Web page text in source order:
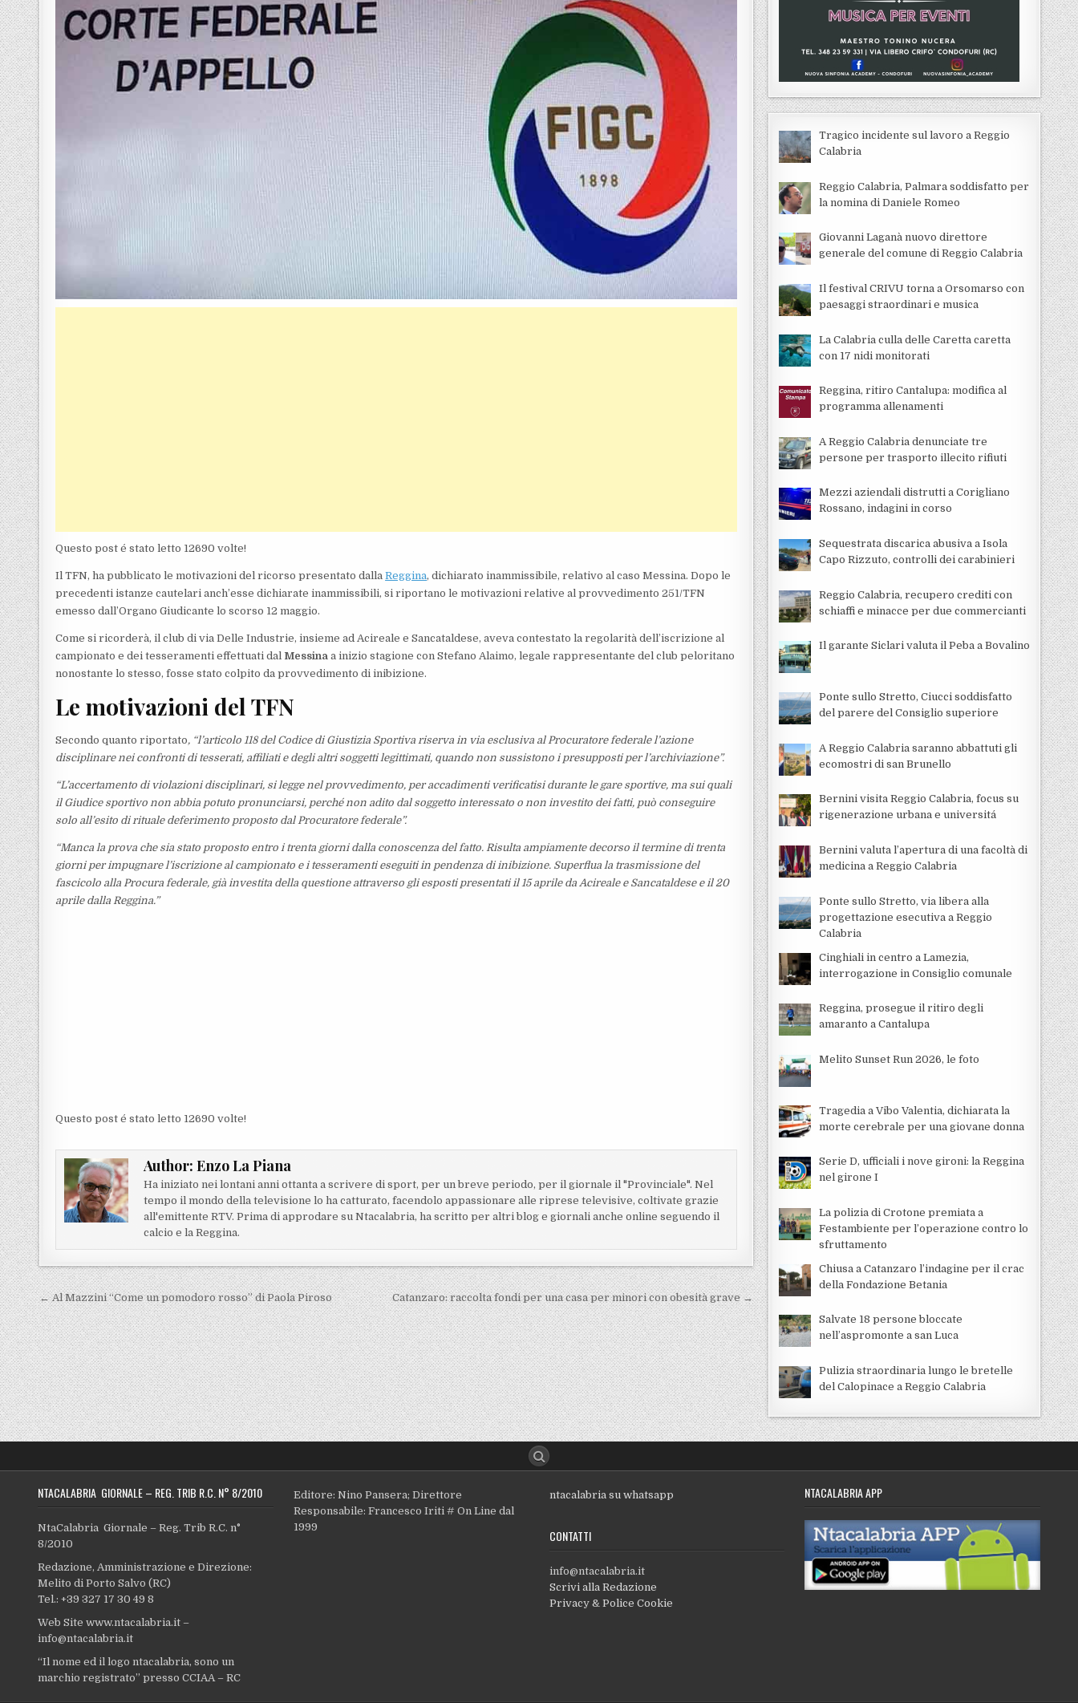
Questo post é stato letto 12690 volte!
Il TFN, ha pubblicato le motivazioni del ricorso presentato dallaReggina, dichiarato inammissibile, relativo al caso Messina. Dopo le
precedenti istanze cautelari anch’esse dichiarate inammissibili, si riportano le motivazioni relative al provvedimento 251/TFN
emesso dall’Organo Giudicante lo scorso 12 maggio.
Come si ricorderà, il club di via Delle Industrie, insieme ad Acireale e Sancataldese, aveva contestato la regolarità dell’iscrizione al
campionato e dei tesseramenti effettuati dal Messina a inizio stagione con Stefano Alaimo, legale rappresentante del club peloritano
nonostante lo stesso, fosse stato colpito da provvedimento di inibizione.
Le motivazioni del TFN
Secondo quanto riportato, “l’articolo 118 del Codice di Giustizia Sportiva riserva in via esclusiva al Procuratore federale l’azione
disciplinare nei confronti di tesserati, affiliati e degli altri soggetti legittimati, quando non sussistono i presupposti per l’archiviazione”.
“L’accertamento di violazioni disciplinari, si legge nel provvedimento, per accadimenti verificatisi durante le gare sportive, ma sui quali
il Giudice sportivo non abbia potuto pronunciarsi, perché non adito dal soggetto interessato o non investito dei fatti, può conseguire
solo all’esito di rituale deferimento proposto dal Procuratore federale”.
“Manca la prova che sia stato proposto entro i trenta giorni dalla conoscenza del fatto. Risulta ampiamente decorso il termine di trenta
giorni per impugnare l’iscrizione al campionato e i tesseramenti eseguiti in pendenza di inibizione. Superflua la trasmissione del
fascicolo alla Procura federale, già investita della questione attraverso gli esposti presentati il 15 aprile da Acireale e Sancataldese e il 20
aprile dalla Reggina.”
Questo post é stato letto 12690 volte!
Author:Enzo La Piana
Ha iniziato nei lontani anni ottanta a scrivere di sport, per un breve periodo, per il giornale il "Provinciale". Nel
tempo il mondo della televisione lo ha catturato, facendolo appassionare alle riprese televisive, coltivate grazie
all'emittente RTV. Prima di approdare su Ntacalabria, ha scritto per altri blog e giornali anche online seguendo il
calcio e la Reggina.
Navigazione articoli
← Al Mazzini “Come un pomodoro rosso” di Paola Piroso Catanzaro: raccolta fondi per una casa per minori con obesità grave →
Tragico incidente sul lavoro a Reggio
Calabria
Reggio Calabria, Palmara soddisfatto per
la nomina di Daniele Romeo
Giovanni Laganà nuovo direttore
generale del comune di Reggio Calabria
Il festival CRIVU torna a Orsomarso con
paesaggi straordinari e musica
La Calabria culla delle Caretta caretta
con 17 nidi monitorati
Reggina, ritiro Cantalupa: modifica al
programma allenamenti
A Reggio Calabria denunciate tre
persone per trasporto illecito rifiuti
Mezzi aziendali distrutti a Corigliano
Rossano, indagini in corso
Sequestrata discarica abusiva a Isola
Capo Rizzuto, controlli dei carabinieri
Reggio Calabria, recupero crediti con
schiaffi e minacce per due commercianti
Il garante Siclari valuta il Peba a Bovalino
Ponte sullo Stretto, Ciucci soddisfatto
del parere del Consiglio superiore
A Reggio Calabria saranno abbattuti gli
ecomostri di san Brunello
Bernini visita Reggio Calabria, focus su
rigenerazione urbana e universitá
Bernini valuta l’apertura di una facoltà di
medicina a Reggio Calabria
Ponte sullo Stretto, via libera alla
progettazione esecutiva a Reggio
Calabria
Cinghiali in centro a Lamezia,
interrogazione in Consiglio comunale
Reggina, prosegue il ritiro degli
amaranto a Cantalupa
Melito Sunset Run 2026, le foto
Tragedia a Vibo Valentia, dichiarata la
morte cerebrale per una giovane donna
Serie D, ufficiali i nove gironi: la Reggina
nel girone I
La polizia di Crotone premiata a
Festambiente per l’operazione contro lo
sfruttamento
Chiusa a Catanzaro l’indagine per il crac
della Fondazione Betania
Salvate 18 persone bloccate
nell’aspromonte a san Luca
Pulizia straordinaria lungo le bretelle
del Calopinace a Reggio Calabria
NTACALABRIA GIORNALE – REG. TRIB R.C. N° 8/2010
NtaCalabria Giornale – Reg. Trib R.C. n°
8/2010
Redazione, Amministrazione e Direzione:
Melito di Porto Salvo (RC)
Tel.: +39 327 17 30 49 8
Web Site www.ntacalabria.it –
info@ntacalabria.it
“Il nome ed il logo ntacalabria, sono un
marchio registrato” presso CCIAA – RC
Editore: Nino Pansera; Direttore
Responsabile: Francesco Iriti # On Line dal
1999
ntacalabria su whatsapp
CONTATTI
info@ntacalabria.it
Scrivi alla Redazione
Privacy & Police Cookie
NTACALABRIA APP